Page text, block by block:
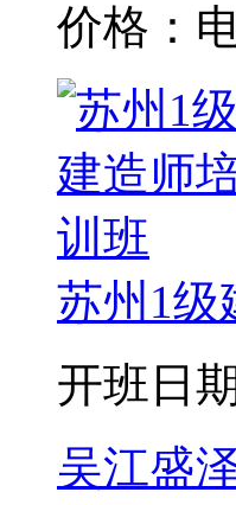
价格：
苏州1级
开班日
吴江盛